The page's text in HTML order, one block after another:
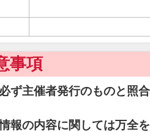
事項
ず主催者発行のものと照
報の内容に関しては万全